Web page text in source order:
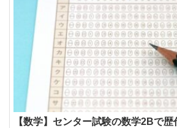
【数学】センター試験の数学2Bで